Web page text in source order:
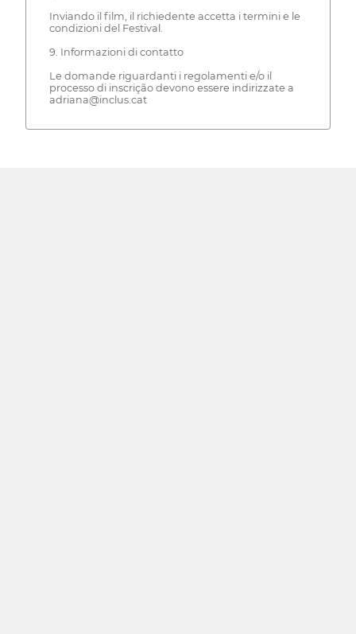
Inviando il film, il richiedente accetta i termini e le
condizioni del Festival.
9. Informazioni di contatto
Le domande riguardanti i regolamenti e/o il
processo di inscrição devono essere indirizzate a
adriana@inclus.cat